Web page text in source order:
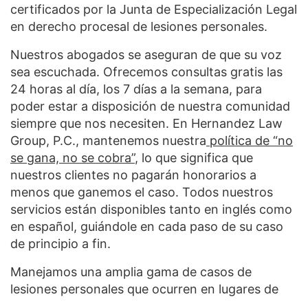
certificados por la Junta de Especialización Legal
en derecho procesal de lesiones personales.
Nuestros abogados se aseguran de que su voz
sea escuchada. Ofrecemos consultas gratis las
24 horas al día, los 7 días a la semana, para
poder estar a disposición de nuestra comunidad
siempre que nos necesiten. En Hernandez Law
Group, P.C., mantenemos nuestra política de “no
se gana, no se cobra”, lo que significa que
nuestros clientes no pagarán honorarios a
menos que ganemos el caso. Todos nuestros
servicios están disponibles tanto en inglés como
en español, guiándole en cada paso de su caso
de principio a fin.
Manejamos una amplia gama de casos de
lesiones personales que ocurren en lugares de